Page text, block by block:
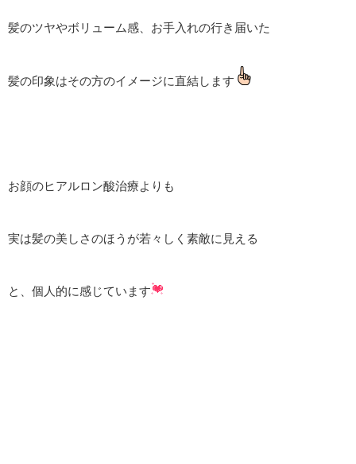
髪のツヤやボリューム感、お手入れの行き届いた
髪の印象はその方のイメージに直結します
お顔のヒアルロン酸治療よりも
実は髪の美しさのほうが若々しく素敵に見える
と、個人的に感じています